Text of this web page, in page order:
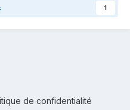
1
de confidentialité